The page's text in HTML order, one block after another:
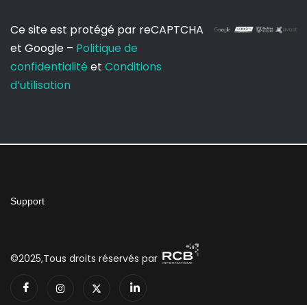
Ce site est protégé par reCAPTCHA
et Google – Politique de
confidentialité et Conditions
d’utilisation
Support
©2025,Tous droits réservés par